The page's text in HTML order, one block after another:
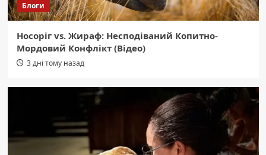
Блоги
Носоріг vs. Жираф: Несподіваний Копитно-
Мордовий Конфлікт (Відео)
3 дні тому назад